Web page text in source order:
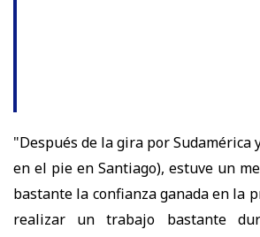
"Después de la gira por Sudamérica
en el pie en Santiago), estuve un
bastante la confianza ganada en la
realizar un trabajo bastante